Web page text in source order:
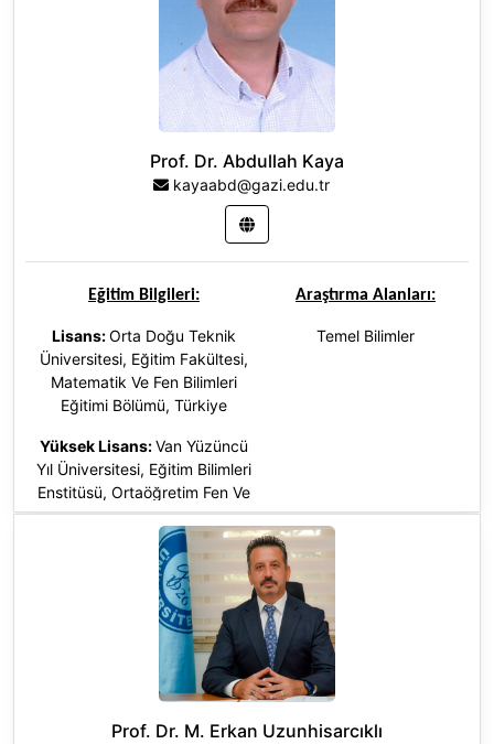
Prof. Dr. Abdullah Kaya
kayaabd@gazi.edu.tr
Eğitim Bilgileri: Araştırma Alanları:
Lisans:Orta Doğu Teknik
Üniversitesi, Eğitim Fakültesi,
Matematik Ve Fen Bilimleri
Eğitimi Bölümü, Türkiye
Yüksek Lisans:Van Yüzüncü
Yıl Üniversitesi, Eğitim Bilimleri
Enstitüsü, Ortaöğretim Fen Ve
Matematik Alanlar Eğitimi (Yl)
(Tezli), Türkiye
Van Yüzüncü Yıl
Üniversitesi, Fen Bilimleri
Enstitüsü, Biyoloji (Dr), Türkiye
Temel Bilimler
Prof. Dr. M. Erkan Uzunhisarcıklı